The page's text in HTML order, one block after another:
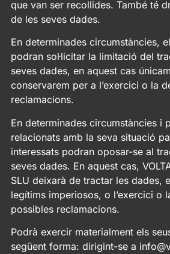
que van ser recollides. També té
de les seves dades.
En determinades circumstàncies,
podran sol·licitar la limitació del
seves dades, en aquest cas
conservarem per a l’exercici o la
reclamacions.
En determinades circumstàncies i
relacionats amb la seva situació
interessats podran oposar-se al
seves dades. En aquest cas,
SLU deixarà de tractar les dades,
legítims imperiosos, o l’exercici o
possibles reclamacions.
Podrà exercir materialment els
següent forma: dirigint-se a